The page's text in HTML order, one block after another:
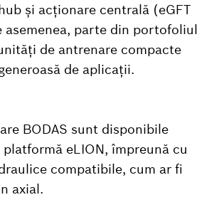
și acționare centrală (eGFT
asemenea, parte din portofoliul
de antrenare compacte
de aplicații.
BODAS sunt disponibile
eLION, împreună cu
compatibile, cum ar fi
axial.